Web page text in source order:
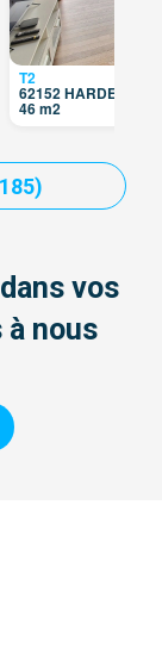
T2
62152 HARDELOT
46 m2
vos
à nous